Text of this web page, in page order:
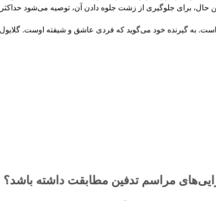
جلوگیری از زشت جلوه دادن آن، توصیه می‌شود حداکثر از 3-4 نوع گل استفاده
به گیرنده خود می‌گوید که فردی عاشق و شیفته اوست. گلایول
مراسم تدفین مطابقت داشته باشد؟